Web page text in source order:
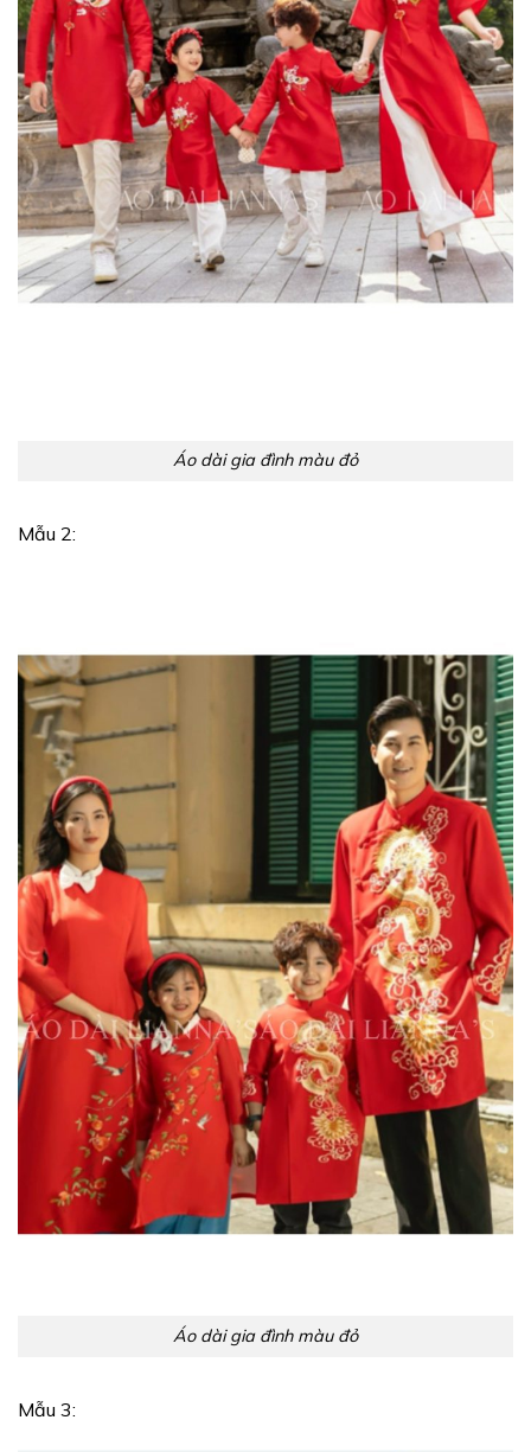
Áo dài gia đình màu đỏ
Mẫu 2:
Áo dài gia đình màu đỏ
Mẫu 3: